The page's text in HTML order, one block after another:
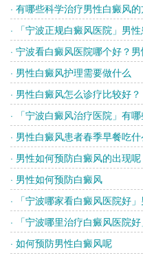
· 有哪些科学治疗男性白癜风
· 「宁波正规白癜风医院」男
· 宁波看白癜风医院哪个好？
· 男性白癜风护理需要做什么
· 男性白癜风怎么诊疗比较好？
· 「宁波白癜风治疗医院」有
· 男性白癜风患者春季早餐吃
· 男性如何预防白癜风的出现呢
· 男性如何预防白癜风
· 「宁波哪家看白癜风医院好
· 「宁波哪里治疗白癜风医院
· 如何预防男性白癜风呢